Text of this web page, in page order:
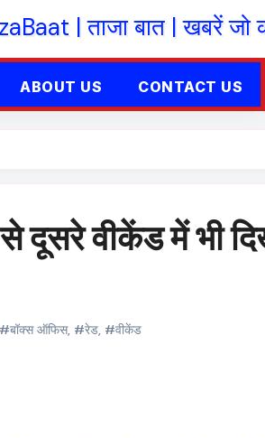
ABOUT US CONTACT US
वीकेंड में भी
#बॉक्स ऑफिस, #रेड, #वीकेंड